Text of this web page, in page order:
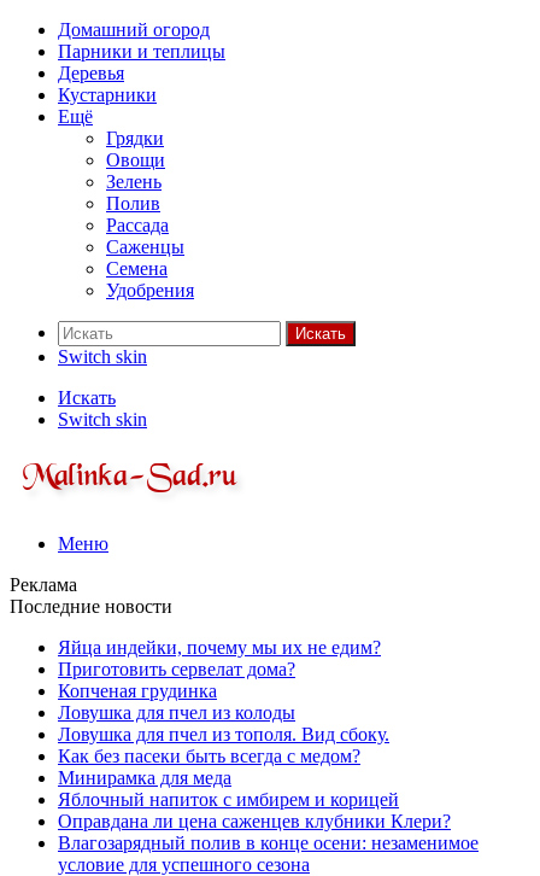
Домашний огород
Парники и теплицы
Деревья
Кустарники
Ещё
Грядки
Овощи
Зелень
Полив
Рассада
Саженцы
Семена
Удобрения
Искать
Switch skin
Искать
Switch skin
Меню
Реклама
Последние новости
Яйца индейки, почему мы их не едим?
Приготовить сервелат⁠⁠ дома?
Копченая грудинка
Ловушка для пчел из колоды
Ловушка для пчел из тополя. Вид сбоку.
Как без пасеки быть всегда с медом?
Минирамка для меда
Яблочный напиток с имбирем и корицей
Оправдана ли цена саженцев клубники Клери?
Влагозарядный полив в конце осени: незаменимое
условие для успешного сезона